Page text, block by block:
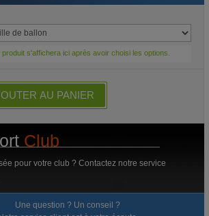
produit s'affichera ici après avoir choisi les options.
AU PANIER
Club
pour votre club ? Contactez notre service
Une question ? Un conseil ?